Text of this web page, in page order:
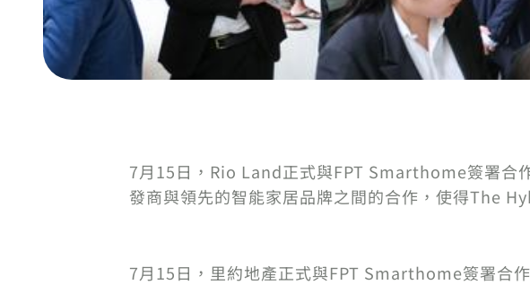
7月15日，Rio Land正式與FPT Smarthome簽署合
發商與領先的智能家居品牌之間的合作，使得The
7月15日，里約地產正式與FPT Smarthome簽署合